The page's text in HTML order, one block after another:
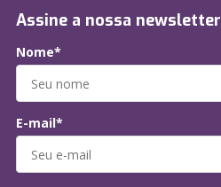
Assine a nossa newsletter
Nome*
E-mail*